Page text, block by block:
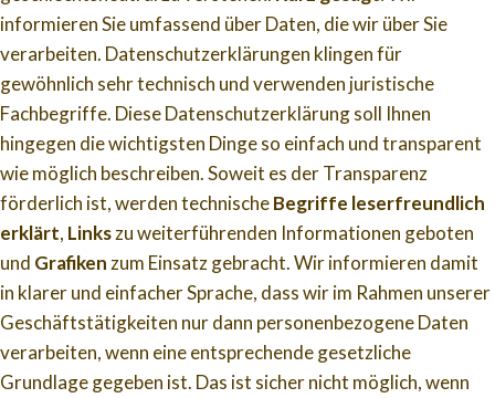
informieren Sie umfassend über Daten, die wir über Sie
verarbeiten. Datenschutzerklärungen klingen für
gewöhnlich sehr technisch und verwenden juristische
Fachbegriffe. Diese Datenschutzerklärung soll Ihnen
hingegen die wichtigsten Dinge so einfach und transparent
wie möglich beschreiben. Soweit es der Transparenz
förderlich ist, werden technischeBegriffe leserfreundlich
erklärt, Linkszu weiterführenden Informationen geboten
und Grafiken zum Einsatz gebracht. Wir informieren damit
in klarer und einfacher Sprache, dass wir im Rahmen unserer
Geschäftstätigkeiten nur dann personenbezogene Daten
verarbeiten, wenn eine entsprechende gesetzliche
Grundlage gegeben ist. Das ist sicher nicht möglich, wenn